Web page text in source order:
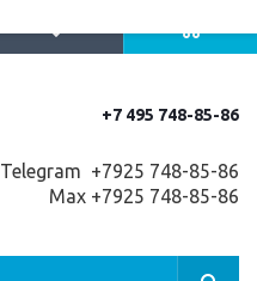
+7 495 748-85-86
Telegram +7925 748-85-86
Max +7925 748-85-86